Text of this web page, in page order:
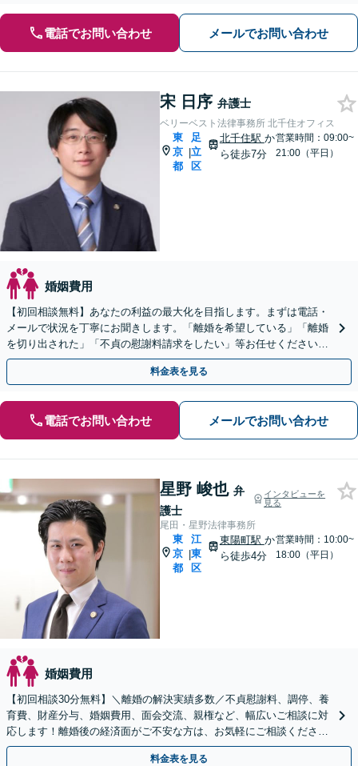
電話でお問い合わせ メールでお問い合わせ
宋 日序 弁護士
ベリーベスト法律事務所 北千住オフィス
東
京
都
|
足
立
区
北千住駅 か
ら徒歩7分
営業時間：09:00~
21:00（平日）
婚姻費用
【初回相談無料】あなたの利益の最大化を目指します。まずは電話・
メールで状況を丁寧にお聞きします。「離婚を希望している」「離婚
を切り出された」「不貞の慰謝料請求をしたい」等お任せください。
【リーズナブルな料金設定】
料金表を見る
電話でお問い合わせ メールでお問い合わせ
星野 峻也 弁
護士
インタビューを
見る
尾田・星野法律事務所
東
京
都
|
江
東
区
東陽町駅 か
ら徒歩4分
営業時間：10:00~
18:00（平日）
婚姻費用
【初回相談30分無料】＼離婚の解決実績多数／不貞慰謝料、調停、養
育費、財産分与、婚姻費用、面会交流、親権など、幅広いご相談に対
応します！離婚後の経済面がご不安な方は、お気軽にご相談くださ
い。【完全個室／子連れ相談可能】
料金表を見る